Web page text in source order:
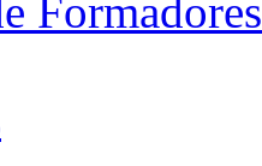
Formadores